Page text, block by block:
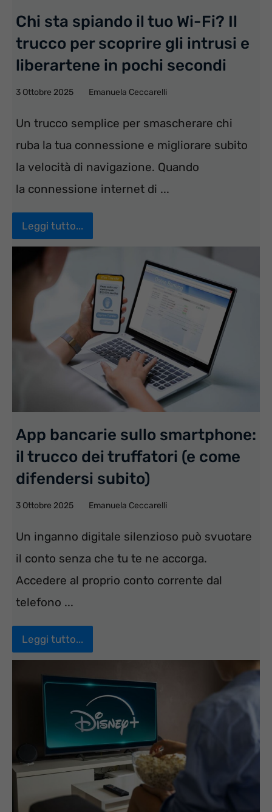
Chi sta spiando il tuo Wi-Fi? Il
trucco per scoprire gli intrusi e
liberartene in pochi secondi
3 Ottobre 2025 Emanuela Ceccarelli
Un trucco semplice per smascherare chi
ruba la tua connessione e migliorare subito
la velocità di navigazione. Quando
la connessione internet di ...
Leggi tutto...
App bancarie sullo smartphone:
il trucco dei truffatori (e come
difendersi subito)
3 Ottobre 2025 Emanuela Ceccarelli
Un inganno digitale silenzioso può svuotare
il conto senza che tu te ne accorga.
Accedere al proprio conto corrente dal
telefono ...
Leggi tutto...